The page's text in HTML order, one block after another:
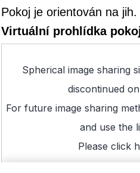
Pokoj je orientován na jih.
Virtuální prohlídka